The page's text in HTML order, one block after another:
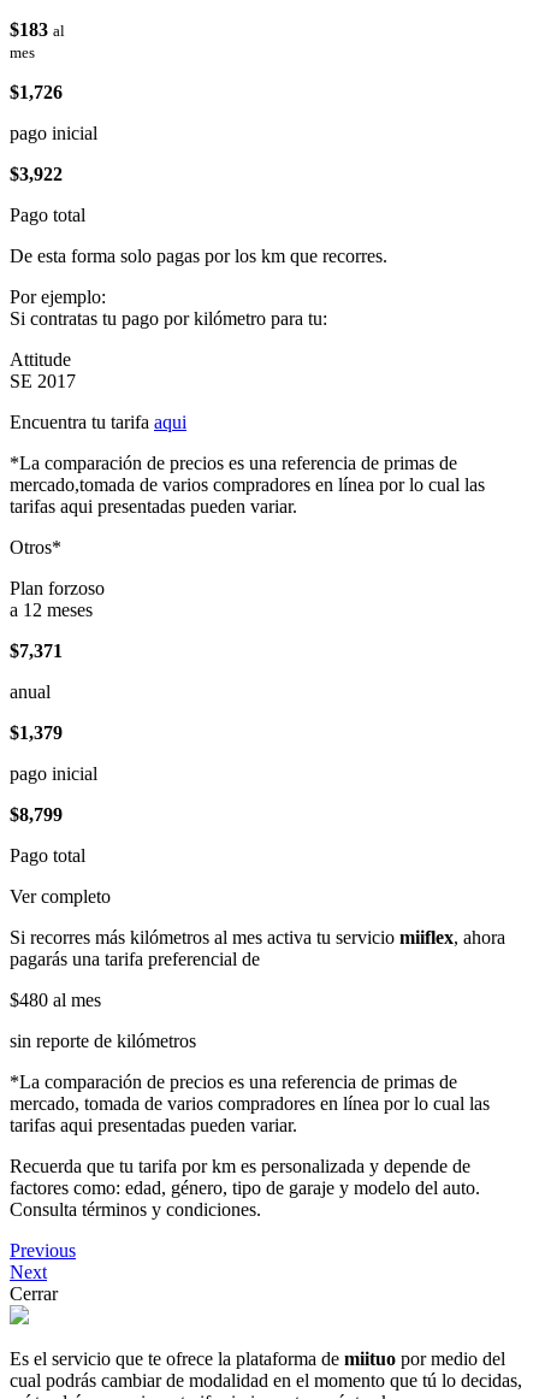
$183 al
mes
$1,726
pago inicial
$3,922
Pago total
De esta forma solo pagas por los km que recorres.
Por ejemplo:
Si contratas tu pago por kilómetro para tu:
Attitude
SE 2017
Encuentra tu tarifa aqui
*La comparación de precios es una referencia de primas de
mercado,tomada de varios compradores en línea por lo cual las
tarifas aqui presentadas pueden variar.
Otros*
Plan forzoso
a 12 meses
$7,371
anual
$1,379
pago inicial
$8,799
Pago total
Ver completo
Si recorres más kilómetros al mes activa tu servicio miiflex, ahora
pagarás una tarifa preferencial de
$480 al mes
sin reporte de kilómetros
*La comparación de precios es una referencia de primas de
mercado, tomada de varios compradores en línea por lo cual las
tarifas aqui presentadas pueden variar.
Recuerda que tu tarifa por km es personalizada y depende de
factores como: edad, género, tipo de garaje y modelo del auto.
Consulta términos y condiciones.
Previous
Next
Cerrar
Es el servicio que te ofrece la plataforma de miituo por medio del
cual podrás cambiar de modalidad en el momento que tú lo decidas,